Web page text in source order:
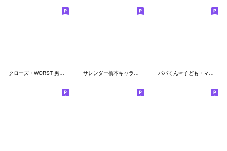
クローズ・WORST 男前スタンプ サレンダー橋本キャラクター全員集合 パパくん☞子ども・ママ❤︎お父さん用家族